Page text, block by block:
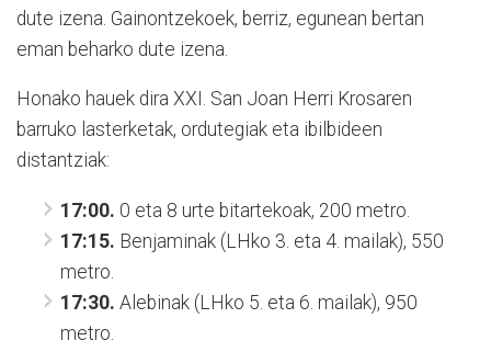
dute izena. Gainontzekoek, berriz, egunean bertan
eman beharko dute izena.
Honako hauek dira XXI. San Joan Herri Krosaren
barruko lasterketak, ordutegiak eta ibilbideen
distantziak:
17:00. 0 eta 8 urte bitartekoak, 200 metro.
17:15. Benjaminak (LHko 3. eta 4. mailak), 550
metro.
17:30. Alebinak (LHko 5. eta 6. mailak), 950
metro.